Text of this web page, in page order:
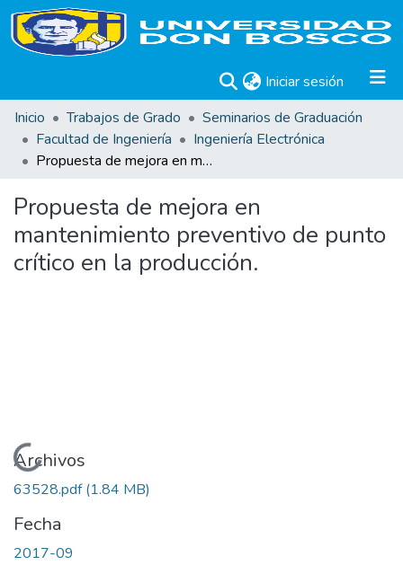
Iniciar sesión (current)
Inicio
Trabajos de Grado
Seminarios de Graduación
Facultad de Ingeniería
Ingeniería Electrónica
Propuesta de mejora en mantenimiento preventivo de punto crítico en la producción.
Propuesta de mejora en
mantenimiento preventivo de punto
crítico en la producción.
Cargando...
Archivos
63528.pdf(1.84 MB)
Fecha
2017-09